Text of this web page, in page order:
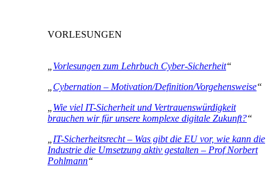
VORLESUNGEN
„Vorlesungen zum Lehrbuch Cyber-Sicherheit“
„Cybernation – Motivation/Definition/Vorgehensweise“
„Wie viel IT-Sicherheit und Vertrauenswürdigkeit
brauchen wir für unsere komplexe digitale Zukunft?“
„IT-Sicherheitsrecht – Was gibt die EU vor, wie kann die
Industrie die Umsetzung aktiv gestalten – Prof Norbert
Pohlmann“